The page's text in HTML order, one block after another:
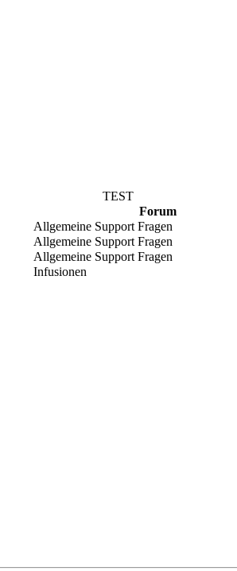
TEST
Forum
Allgemeine Support Fragen
Allgemeine Support Fragen
Allgemeine Support Fragen
Infusionen